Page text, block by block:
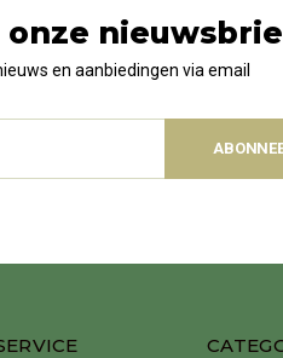
onze
en aanbiedingen via email